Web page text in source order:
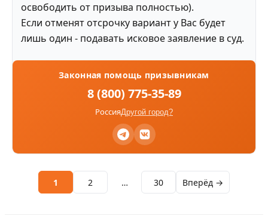
освободить от призыва полностью).
Если отменят отсрочку вариант у Вас будет
лишь один - подавать исковое заявление в суд.
Законная помощь призывникам
8 (800) 775-35-89
РоссияДругой город?
1 2 … 30 Вперёд →